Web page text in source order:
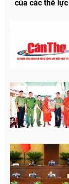
của các thế